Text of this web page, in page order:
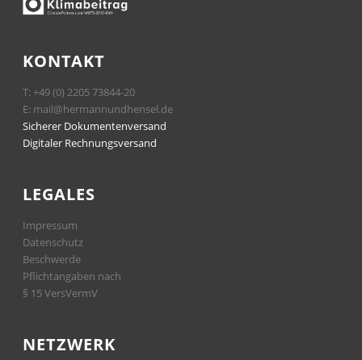
KONTAKT
T: +49 (0) 2205 73844-20
E: mail@hermannundhensel.de
Sicherer Dokumentenversand
Digitaler Rechnungsversand
LEGALES
Impressum
Datenschutz
Beschwerde
Pflichtangaben nach
§ 15 VersVermV
NETZWERK